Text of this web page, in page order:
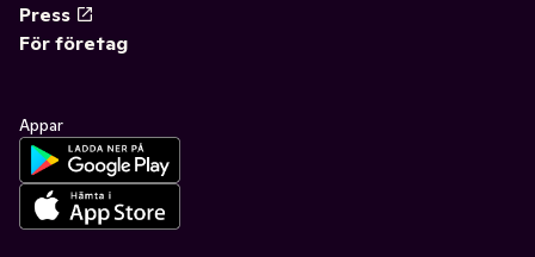
Press
För företag
Appar